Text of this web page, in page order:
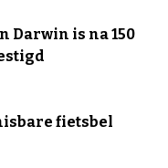
Darwin is na 150
fietsbel